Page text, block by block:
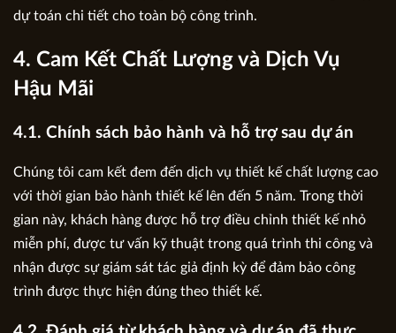
dự toán chi tiết cho toàn bộ công trình.
4. Cam Kết Chất Lượng và Dịch Vụ
Hậu Mãi
4.1. Chính sách bảo hành và hỗ trợ sau dự án
Chúng tôi cam kết đem đến dịch vụ thiết kế chất lượng cao
với thời gian bảo hành thiết kế lên đến 5 năm. Trong thời
gian này, khách hàng được hỗ trợ điều chỉnh thiết kế nhỏ
miễn phí, được tư vấn kỹ thuật trong quá trình thi công và
nhận được sự giám sát tác giả định kỳ để đảm bảo công
trình được thực hiện đúng theo thiết kế.